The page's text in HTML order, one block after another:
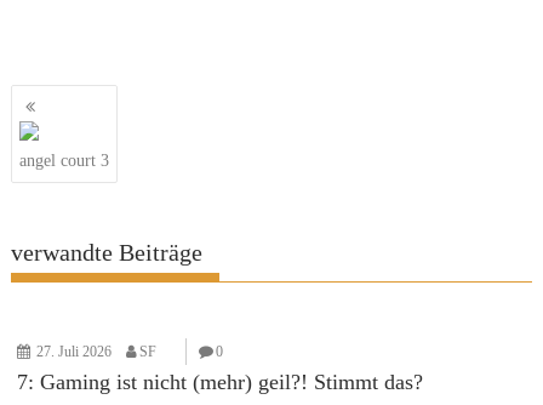
Beitragsnavigation
angel court 3
verwandte Beiträge
27. Juli 2026 SF 0
7: Gaming ist nicht (mehr) geil?! Stimmt das?